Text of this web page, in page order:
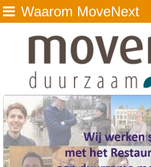
Home
DuMo
Waarom MoveNext
Duurzaam advies
Projecten
071 -
Kvk:
-
Waarom MoveNext